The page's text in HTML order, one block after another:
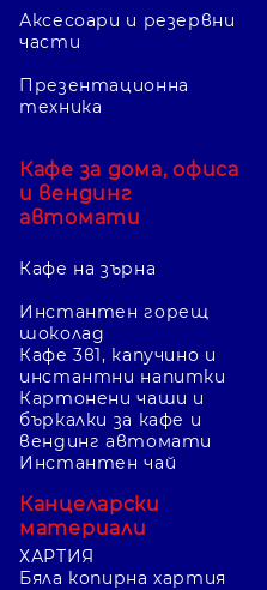
Аксесоари и резервни
части
Презентационна
техника
Кафе за дома, офиса
и вендинг
автомати
Кафе на зърна
Инстантен горещ
шоколад
Кафе 3в1, капучино и
инстантни напитки
Картонени чаши и
бъркалки за кафе и
вендинг автомати
Инстантен чай
Канцеларски
материали
ХАРТИЯ
Бяла копирна хартия